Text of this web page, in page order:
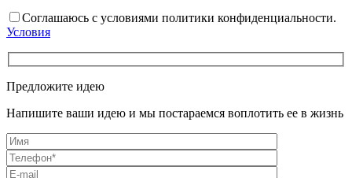
Соглашаюсь с условиями политики конфиденциальности.
Условия
Предложите идею
Напишите ваши идею и мы постараемся воплотить ее в жизнь